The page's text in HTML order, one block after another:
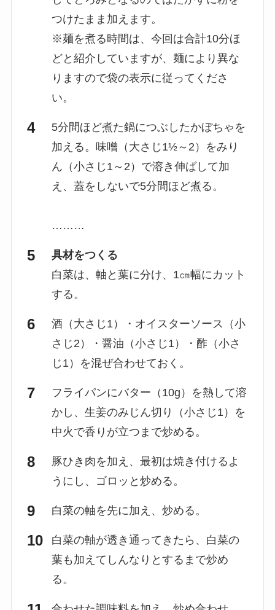
つけたまま加えます。
※麺を煮る時間は、今回は合計10分ほ
どと紹介していますが、麺により異な
りますので袋の表示に従ってくださ
い。
5分間ほど煮た鍋につぶしたかぼちゃを
加える。味噌（大さじ1½～2）をみり
ん（小さじ1～2）で溶き伸ばして加
え、蓋をしないで5分間ほど煮る。
………
具材をつくる
白菜は、軸と葉に分け、1㎝幅にカット
する。
酒（大さじ1）・オイスターソース（小
さじ2）・醤油（小さじ1）・酢（小さ
じ1）を混ぜ合わせておく。
フライパンにバター（10g）を熱して溶
かし、生姜のみじん切り（小さじ1）を
中火で香りが立つまで炒める。
豚ひき肉を加え、最初は焼き付けるよ
うにし、ゴロッと炒める。
白菜の軸を先に加え、炒める。
白菜の軸が透き通ってきたら、白菜の
葉も加えてしんなりとするまで炒め
る。